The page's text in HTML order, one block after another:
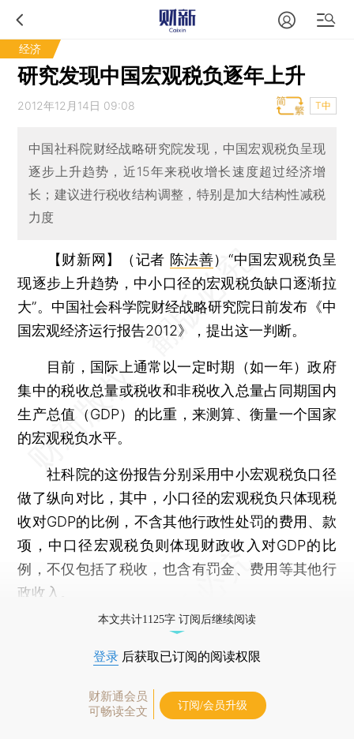
经济
研究发现中国宏观税负逐年上升
2012年12月14日 09:08 T中
中国社科院财经战略研究院发现，中国宏观税负呈现
逐步上升趋势，近15年来税收增长速度超过经济增
长；建议进行税收结构调整，特别是加大结构性减税
力度
【财新网】（记者 陈法善）“中国宏观税负呈
现逐步上升趋势，中小口径的宏观税负缺口逐渐拉
大”。中国社会科学院财经战略研究院日前发布《中
国宏观经济运行报告2012》，提出这一判断。
目前，国际上通常以一定时期（如一年）政府
集中的税收总量或税收和非税收入总量占同期国内
生产总值（GDP）的比重，来测算、衡量一个国家
的宏观税负水平。
社科院的这份报告分别采用中小宏观税负口径
做了纵向对比，其中，小口径的宏观税负只体现税
收对GDP的比例，不含其他行政性处罚的费用、款
项，中口径宏观税负则体现财政收入对GDP的比
例，不仅包括了税收，也含有罚金、费用等其他行
政收入。
本文共计1125字 订阅后继续阅读
登录 后获取已订阅的阅读权限
财新通会员
可畅读全文
订阅/会员升级